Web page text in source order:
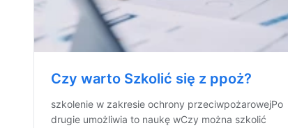
Czy warto Szkolić się z ppoż?
szkolenie w zakresie ochrony przeciwpożarowejPo
drugie umożliwia to naukę wCzy można szkolić